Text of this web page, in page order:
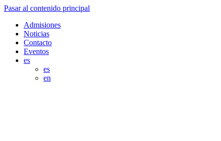
Pasar al contenido principal
Admisiones
Noticias
Contacto
Eventos
es
es
en